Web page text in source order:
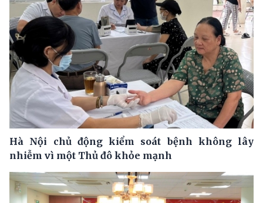
Hà Nội chủ động kiểm soát bệnh không lây
nhiễm vì một Thủ đô khỏe mạnh